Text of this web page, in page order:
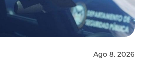
Ago 8, 2026